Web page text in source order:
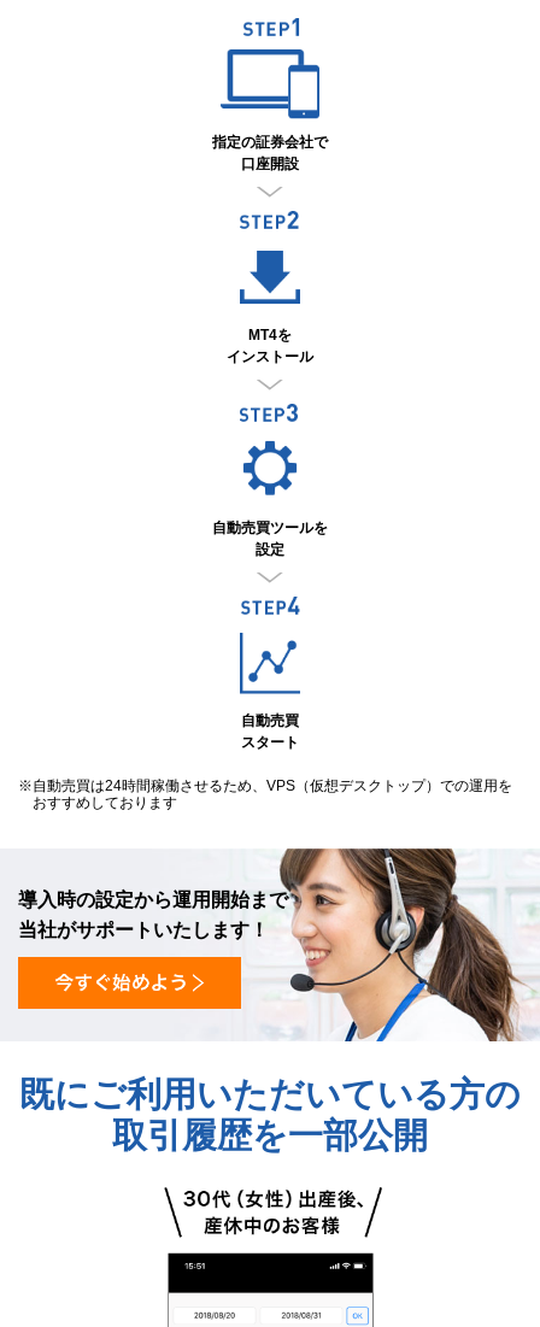
指定の証券会社で
口座開設
MT4を
インストール
自動売買ツールを
設定
自動売買
スタート
※自動売買は24時間稼働させるため、VPS（仮想デスクトップ）での運用を
おすすめしております
導入時の設定から運用開始まで
当社がサポートいたします！
既にご利用いただいている方の
取引履歴を一部公開